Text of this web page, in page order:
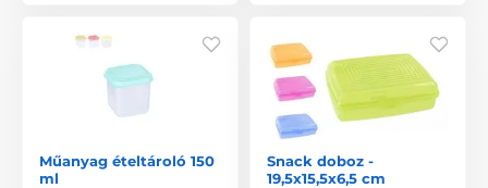
Műanyag ételtároló 150
ml
Snack doboz -
19,5x15,5x6,5 cm